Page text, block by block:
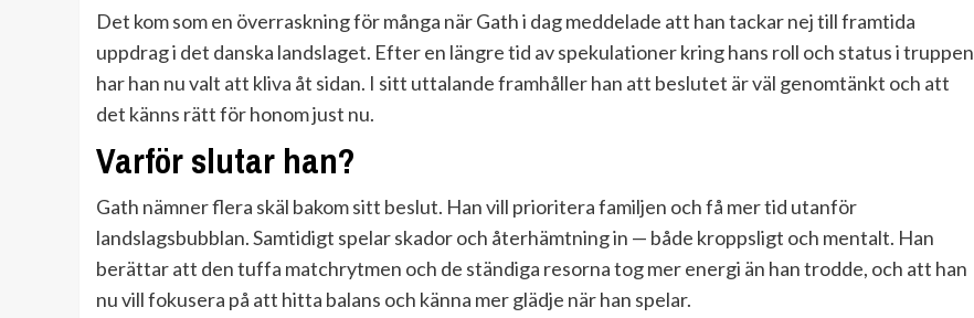
Det kom som en överraskning för många när Gath i dag meddelade att han tackar nej till framtida
uppdrag i det danska landslaget. Efter en längre tid av spekulationer kring hans roll och status i truppen
har han nu valt att kliva åt sidan. I sitt uttalande framhåller han att beslutet är väl genomtänkt och att
det känns rätt för honom just nu.
Varför slutar han?
Gath nämner flera skäl bakom sitt beslut. Han vill prioritera familjen och få mer tid utanför
landslagsbubblan. Samtidigt spelar skador och återhämtning in — både kroppsligt och mentalt. Han
berättar att den tuffa matchrytmen och de ständiga resorna tog mer energi än han trodde, och att han
nu vill fokusera på att hitta balans och känna mer glädje när han spelar.